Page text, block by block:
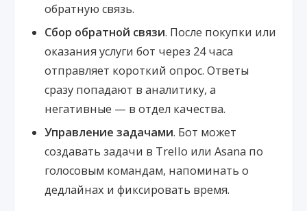
обратную связь.
Сбор обратной связи. После покупки или
оказания услуги бот через 24 часа
отправляет короткий опрос. Ответы
сразу попадают в аналитику, а
негативные — в отдел качества.
Управление задачами. Бот может
создавать задачи в Trello или Asana по
голосовым командам, напоминать о
дедлайнах и фиксировать время.